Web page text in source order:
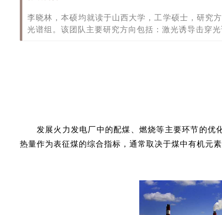
李晓林，本硕均就读于山西大学，工学硕士，研究
光谱组。该团队主要研究方向包括：激光诱导击穿
发展火力发电厂中的配煤、燃烧等主要环节的
热量作为表征煤的综合指标，通常取决于煤中有机元